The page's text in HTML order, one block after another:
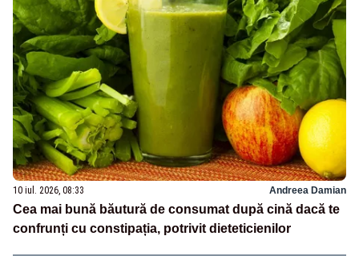
10 iul. 2026, 08:33 Andreea Damian
Cea mai bună băutură de consumat după cină dacă te
confrunți cu constipația, potrivit dieteticienilor